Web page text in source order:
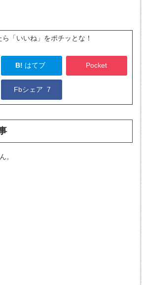
「いいね」をポチッとな！
B! はてブ Pocket
Fbシェア7
。